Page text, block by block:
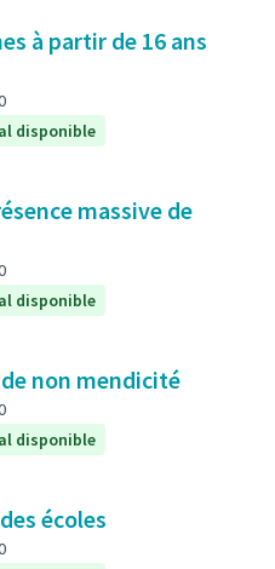
à partir de 16 ans
disponible
massive de
disponible
non mendicité
disponible
écoles